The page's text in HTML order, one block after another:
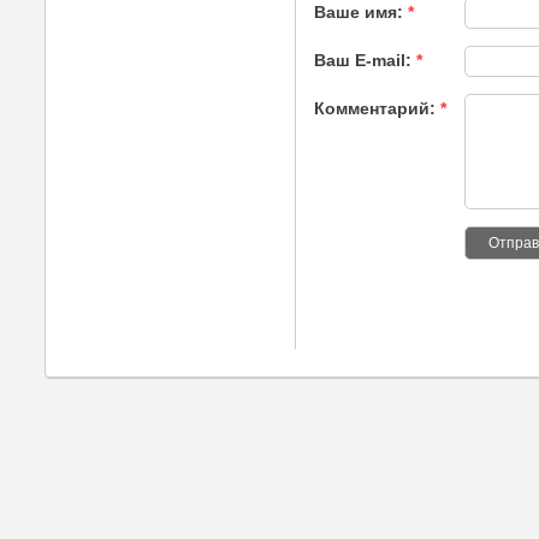
Ваше имя: *
Ваш E-mail: *
Комментарий: *